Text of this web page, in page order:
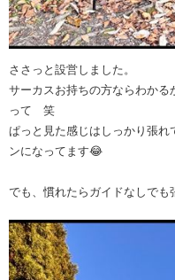
ささっと設営しました。
サーカスお持ちの方ならわかる
って 笑
ぱっと見た感じはしっかり張
ンになってます😂
でも、慣れたらガイドなしでも